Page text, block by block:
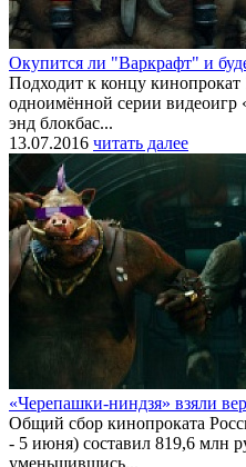
Окупится ли "Варкрафт" и
Подходит к концу
одноимённой серии
энд блокбас...
13.07.2016 читать далее
«Черепашки-ниндзя» взяли
Общий сбор кинопроката
- 5 июня) составил 819,6 млн